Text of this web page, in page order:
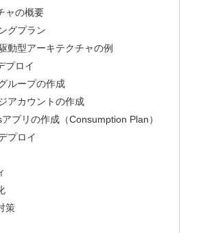
ャの概要
グプラン
動型アーキテクチャの例
プロイ
ループの作成
アカウントの作成
プリの作成（Consumption Plan）
プロイ
策